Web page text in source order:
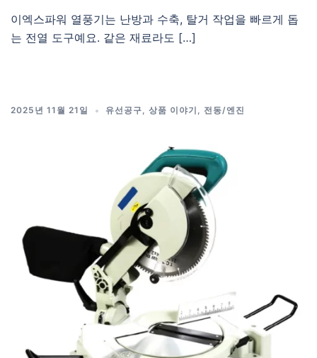
이엑스파워 열풍기는 난방과 수축, 탈거 작업을 빠르게 돕
는 전열 도구예요. 같은 재료라도 […]
2025년 11월 21일 유선공구, 상품 이야기 , 전동/엔진